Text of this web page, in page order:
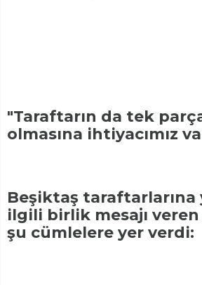
"Taraftarın da tek
olmasına ihtiyacımız
Beşiktaş taraftarlarına
ilgili birlik mesajı
şu cümlelere yer verdi: